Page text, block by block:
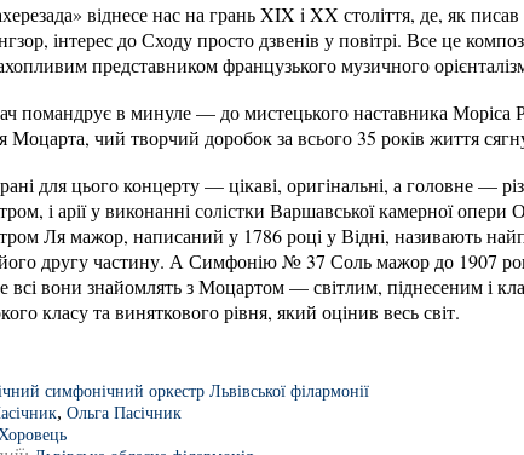
віднесе нас на грань XIX i XX століття, де, як
інтерес до Сходу просто дзвенів у повітрі. Все це
представником французького музичного
помандрує в минуле — до мистецького наставника Моріса
чий творчий доробок за всього 35 років життя
для цього концерту — цікаві, оригінальні, а головне —
і арії у виконанні солістки Варшавської камерної
Ля мажор, написаний у 1786 році у Відні, називають
другу частину. А Симфонію № 37 Соль мажор до 1907
всі вони знайомлять з Моцартом — світлим, піднесеним і
класу та виняткового рівня, який оцінив весь світ.
симфонічний оркестр Львівської філармонії
, Ольга Пасічник